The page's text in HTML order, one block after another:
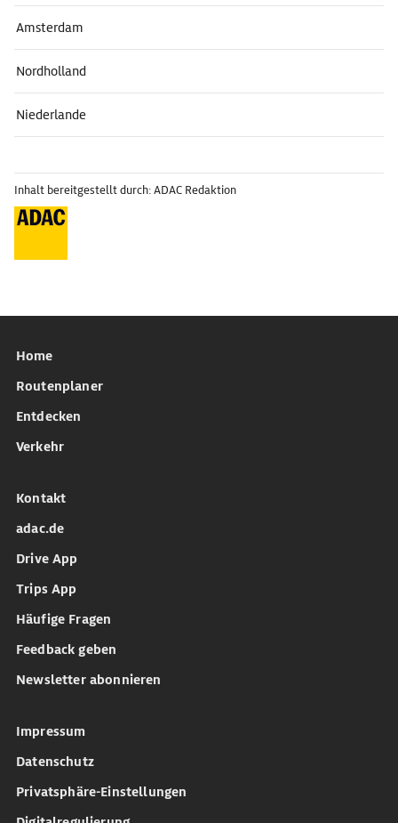
Amsterdam
Nordholland
Niederlande
Inhalt bereitgestellt durch: ADAC Redaktion
Home
Routenplaner
Entdecken
Verkehr
Kontakt
adac.de
Drive App
Trips App
Häufige Fragen
Feedback geben
Newsletter abonnieren
Impressum
Datenschutz
Privatsphäre-Einstellungen